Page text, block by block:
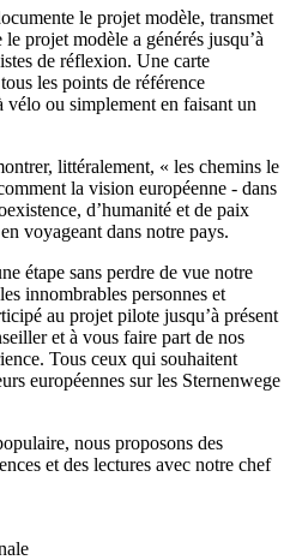
le projet modèle, transmet
projet modèle a générés jusqu’à
de réflexion. Une carte
les points de référence
ou simplement en faisant un
littéralement, « les chemins le
la vision européenne - dans
d’humanité et de paix
voyageant dans notre pays.
étape sans perdre de vue notre
innombrables personnes et
au projet pilote jusqu’à présent
et à vous faire part de nos
Tous ceux qui souhaitent
européennes sur les Sternenwege
nous proposons des
et des lectures avec notre chef